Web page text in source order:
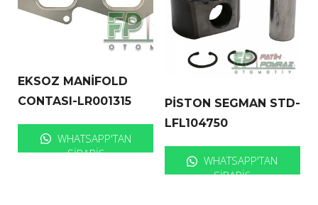
EKSOZ MANİFOLD
CONTASI-LR001315
WHATSAPP'TAN
SIPARIŞ
PİSTON SEGMAN STD-
LFL104750
WHATSAPP'TAN
SIPARIŞ